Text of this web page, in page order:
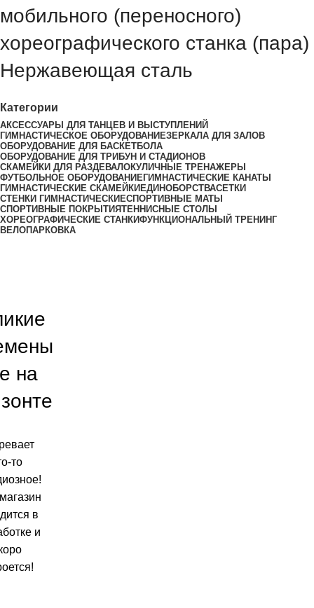
мобильного (переносного)
хореографического станка (пара)
Нержавеющая сталь
Категории
АКСЕССУАРЫ ДЛЯ ТАНЦЕВ И ВЫСТУПЛЕНИЙ
ГИМНАСТИЧЕСКОЕ ОБОРУДОВАНИЕЗЕРКАЛА ДЛЯ ЗАЛОВ
ОБОРУДОВАНИЕ ДЛЯ БАСКЕТБОЛА
ОБОРУДОВАНИЕ ДЛЯ ТРИБУН И СТАДИОНОВ
СКАМЕЙКИ ДЛЯ РАЗДЕВАЛОКУЛИЧНЫЕ ТРЕНАЖЕРЫ
ФУТБОЛЬНОЕ ОБОРУДОВАНИЕГИМНАСТИЧЕСКИЕ КАНАТЫ
ГИМНАСТИЧЕСКИЕ СКАМЕЙКИ ЕДИНОБОРСТВАСЕТКИ
СТЕНКИ ГИМНАСТИЧЕСКИЕСПОРТИВНЫЕ МАТЫ
СПОРТИВНЫЕ ПОКРЫТИЯТЕННИСНЫЕ СТОЛЫ
ХОРЕОГРАФИЧЕСКИЕ СТАНКИФУНКЦИОНАЛЬНЫЙ ТРЕНИНГ
ВЕЛОПАРКОВКА
на
то
в
и